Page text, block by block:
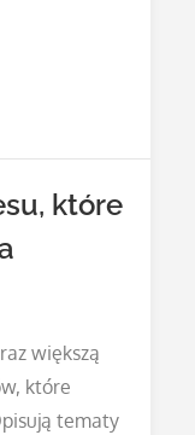
które
większą
które
tematy